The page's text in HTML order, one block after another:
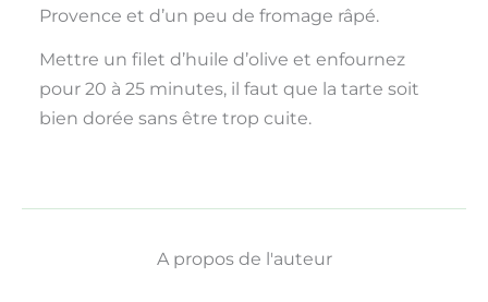
Provence et d’un peu de fromage râpé.
Mettre un filet d’huile d’olive et enfournez
pour 20 à 25 minutes, il faut que la tarte soit
bien dorée sans être trop cuite.
A propos de l'auteur